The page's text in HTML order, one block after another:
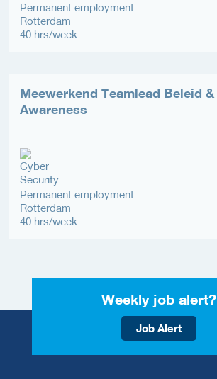
Permanent employment
Rotterdam
40 hrs/week
Meewerkend Teamlead Beleid &
Awareness
Permanent employment
Rotterdam
40 hrs/week
Weekly job alert?
Job Alert